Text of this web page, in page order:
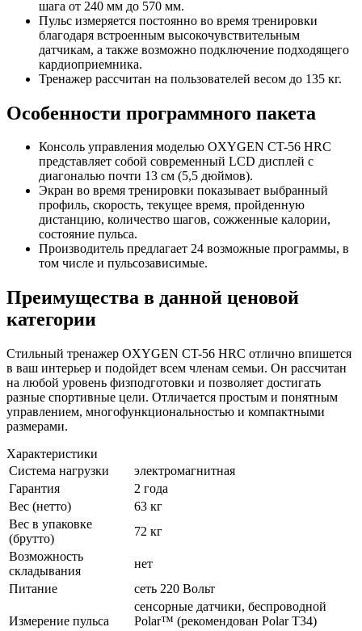
шага от 240 мм до 570 мм.
Пульс измеряется постоянно во время тренировки
благодаря встроенным высокочувствительным
датчикам, а также возможно подключение подходящего
кардиоприемника.
Тренажер рассчитан на пользователей весом до 135 кг.
Особенности программного пакета
Консоль управления моделью OXYGEN CT-56 HRC
представляет собой современный LCD дисплей с
диагональю почти 13 см (5,5 дюймов).
Экран во время тренировки показывает выбранный
профиль, скорость, текущее время, пройденную
дистанцию, количество шагов, сожженные калории,
состояние пульса.
Производитель предлагает 24 возможные программы, в
том числе и пульсозависимые.
Преимущества в данной ценовой
категории
Стильный тренажер OXYGEN CT-56 HRC отлично впишется
в ваш интерьер и подойдет всем членам семьи. Он рассчитан
на любой уровень физподготовки и позволяет достигать
разные спортивные цели. Отличается простым и понятным
управлением, многофункциональностью и компактными
размерами.
Характеристики
Система нагрузки
электромагнитная
Гарантия
2 года
Вес (нетто)
63 кг
Вес в упаковке
(брутто)
72 кг
Возможность
складывания
нет
Питание
сеть 220 Вольт
Измерение пульса
сенсорные датчики, беспроводной
Polar™ (рекомендован Polar T34)